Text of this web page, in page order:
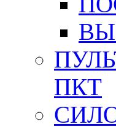
ПКТ